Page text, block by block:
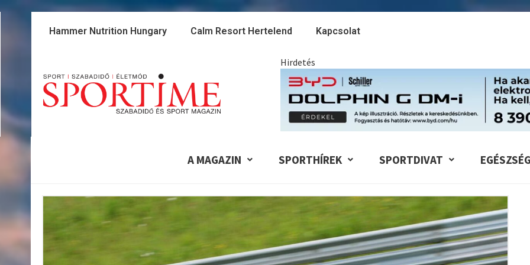
Hammer Nutrition Hungary Calm Resort Hertelend Kapcsolat
Hirdetés
A MAGAZIN SPORTHÍREK SPORTDIVAT EGÉSZSÉG